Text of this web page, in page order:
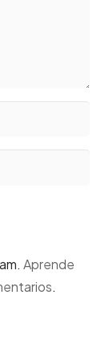
Aprende
.